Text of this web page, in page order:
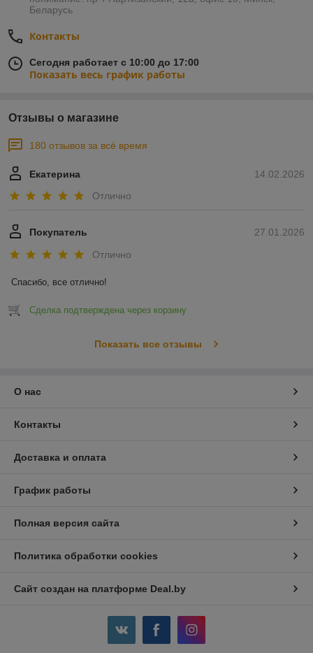
Беларусь
Контакты
Сегодня работает с 10:00 до 17:00
Показать весь график работы
Отзывы о магазине
180 отзывов за всё время
14.02.2026
Екатерина
Отлично
27.01.2026
Покупатель
Отлично
Спасибо, все отлично!
Сделка подтверждена через корзину
Показать все отзывы
О нас
Контакты
Доставка и оплата
График работы
Полная версия сайта
Политика обработки cookies
Сайт создан на платформе Deal.by